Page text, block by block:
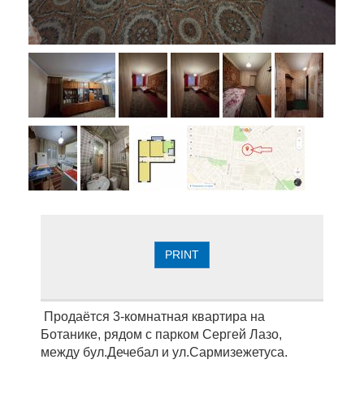
PRINT
Продаётся 3-комнатная квартира на
Ботанике, рядом с парком Сергей Лазо,
между бул.Дечебал и ул.Сармизежетуса.